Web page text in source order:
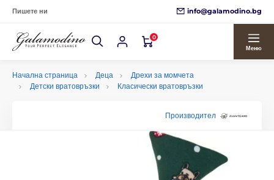
Пишете ни info@galamodino.bg
0
Меню
Начална страница Деца
Дрехи за момчета
Детски вратовръзки
Класически вратовръзки
Производител